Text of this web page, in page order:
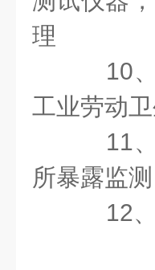
理
10
工业劳动
11
所暴露监测
12